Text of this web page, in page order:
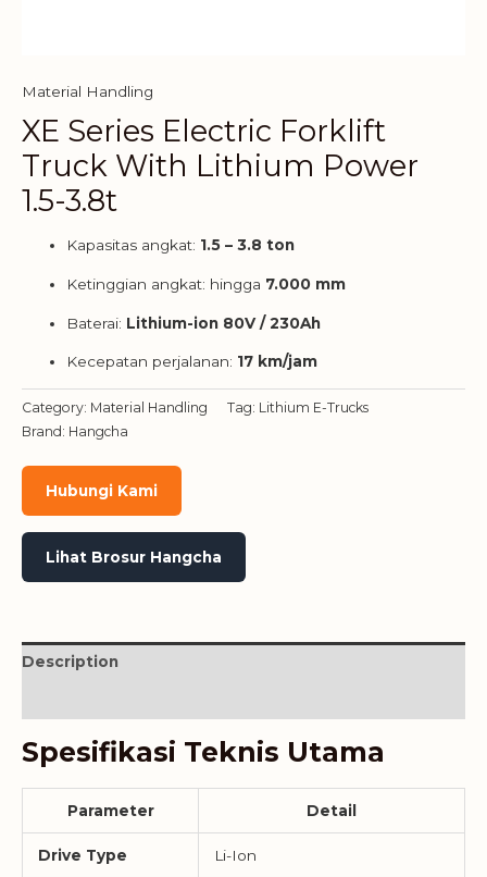
Material Handling
XE Series Electric Forklift
Truck With Lithium Power
1.5-3.8t
Kapasitas angkat: 1.5 – 3.8 ton
Ketinggian angkat: hingga 7.000 mm
Baterai: Lithium-ion 80V / 230Ah
Kecepatan perjalanan: 17 km/jam
Category: Material Handling Tag: Lithium E-Trucks
Brand: Hangcha
Hubungi Kami
Lihat Brosur Hangcha
Description
Spesifikasi Teknis Utama
Parameter Detail
Drive Type Li-Ion